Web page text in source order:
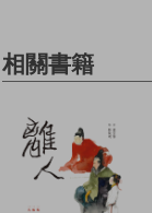
相關書籍